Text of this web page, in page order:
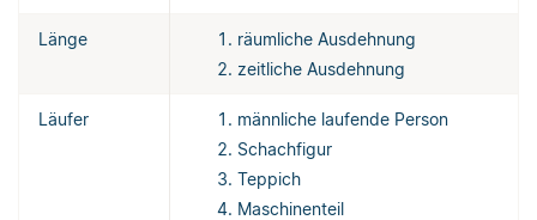
Länge
räumliche Ausdehnung
zeitliche Ausdehnung
Läufer
männliche laufende Person
Schachfigur
Teppich
Maschinenteil